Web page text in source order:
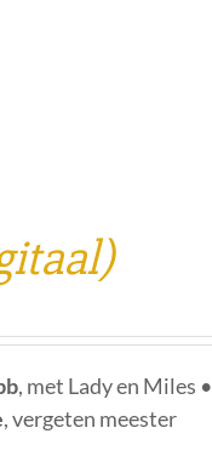
, met Lady en Miles •
, vergeten meester